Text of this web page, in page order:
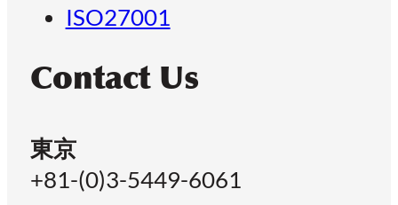
ISO27001
Contact Us
東京
+81-(0)3-5449-6061